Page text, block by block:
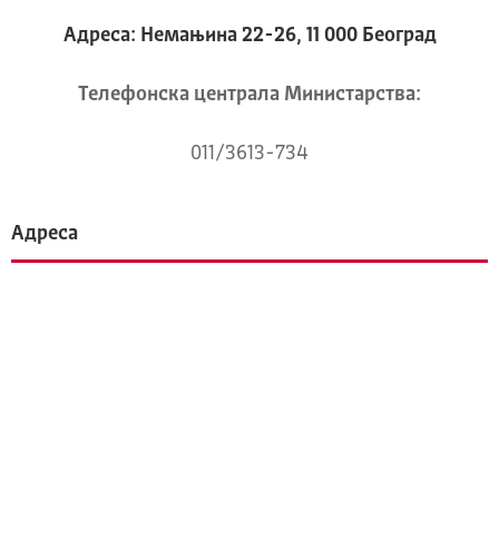
Адреса: Немањина 22-26, 11 000 Београд
Телeфонска централа Mинистарства:
011/3613-734
Адреса